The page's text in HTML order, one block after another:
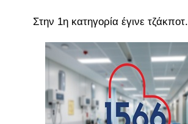
Στην 1η κατηγορία έγινε τζάκποτ.